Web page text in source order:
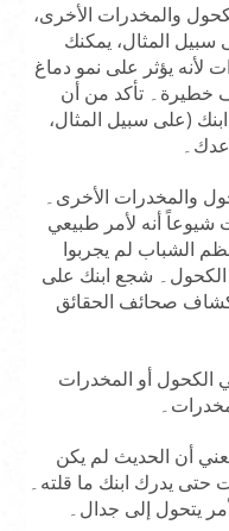
والمخدرات الأخرى،
المثال، يمكنك
لأنه يؤثر على نمو دماغ
خطيرة۔ تأكد من أن
(على سبيل المثال،
والمخدرات الأخرى۔
شيوعاً أنه لأمر طبيعي
الشباب لم يجربوا
الكحول۔ شجع ابنك على
صحائف الحقائق
أو المخدرات
أن الحديث لم يكن
حتى يدرك ابنك ما قلته۔
يتحول إلى جدال۔